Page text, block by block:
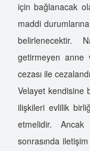
için bağlanacak
maddi
belirlenecektir.
getirmeyen
cezası ile
Velayet kendisine
ilişkileri evlilik
etmelidir.
sonrasında